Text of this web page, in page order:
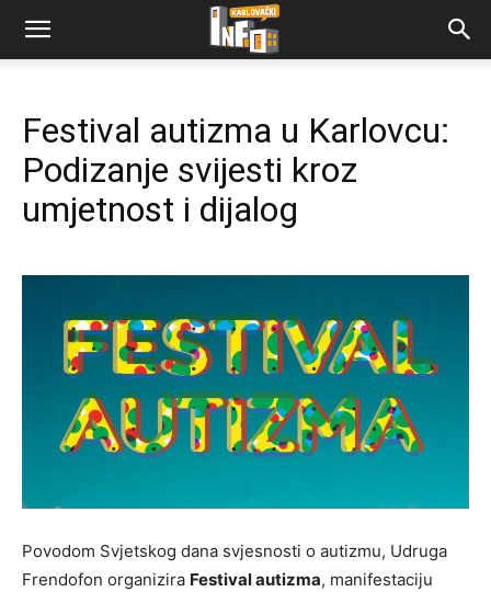
Festival autizma u Karlovcu:
Podizanje svijesti kroz
umjetnost i dijalog
Povodom Svjetskog dana svjesnosti o autizmu, Udruga
Frendofon organizira Festival autizma, manifestaciju